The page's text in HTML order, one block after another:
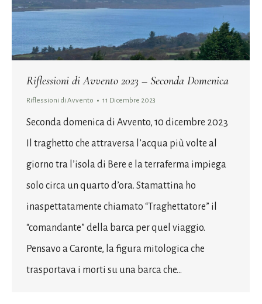
Riflessioni di Avvento 2023 – Seconda Domenica
Riflessioni di Avvento 11 Dicembre 2023
Seconda domenica di Avvento, 10 dicembre 2023
Il traghetto che attraversa l’acqua più volte al
giorno tra l’isola di Bere e la terraferma impiega
solo circa un quarto d’ora. Stamattina ho
inaspettatamente chiamato “Traghettatore” il
“comandante” della barca per quel viaggio.
Pensavo a Caronte, la figura mitologica che
trasportava i morti su una barca che…